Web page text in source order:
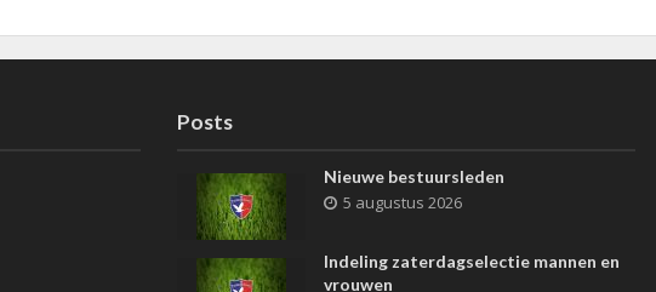
Posts
Nieuwe bestuursleden
5 augustus 2026
Indeling zaterdagselectie mannen en
vrouwen